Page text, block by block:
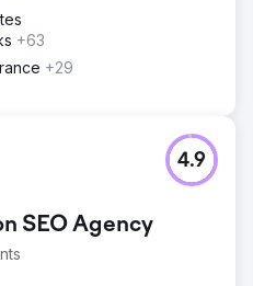
+63
+29
SEO Agency
4.9